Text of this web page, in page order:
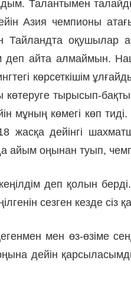
Талантымен
Азия чемпионы
оқушылар
деп айта алмаймын.
көрсеткішім
тырысып-
мұ­ның көмегі көп
жасқа дейінгі
айым оңынан туып,
деп қолын
сезген кезде сіз
мен өз-өзіме
дейін